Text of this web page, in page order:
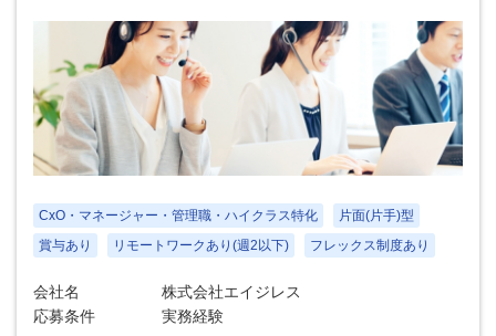
CxO・マネージャー・管理職・ハイクラス特化
片面(片手)型
賞与あり
リモートワークあり(週2以下) フレックス制度あり
会社名
株式会社エイジレス
応募条件
実務経験